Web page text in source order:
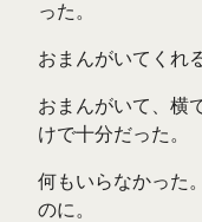
った。
おまんがいてくれ
おまんがいて、横
けで十分だった。
何もいらなかった
のに。